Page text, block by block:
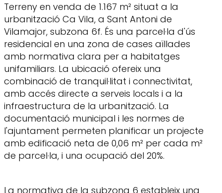
Terreny en venda de 1.167 m² situat a la
urbanització Ca Vila, a Sant Antoni de
Vilamajor, subzona 6f. És una parcel·la d'ús
residencial en una zona de cases aïllades
amb normativa clara per a habitatges
unifamiliars. La ubicació ofereix una
combinació de tranquil·litat i connectivitat,
amb accés directe a serveis locals i a la
infraestructura de la urbanització. La
documentació municipal i les normes de
l'ajuntament permeten planificar un projecte
amb edificació neta de 0,06 m² per cada m²
de parcel·la, i una ocupació del 20%.
La normativa de la subzona 6 estableix una